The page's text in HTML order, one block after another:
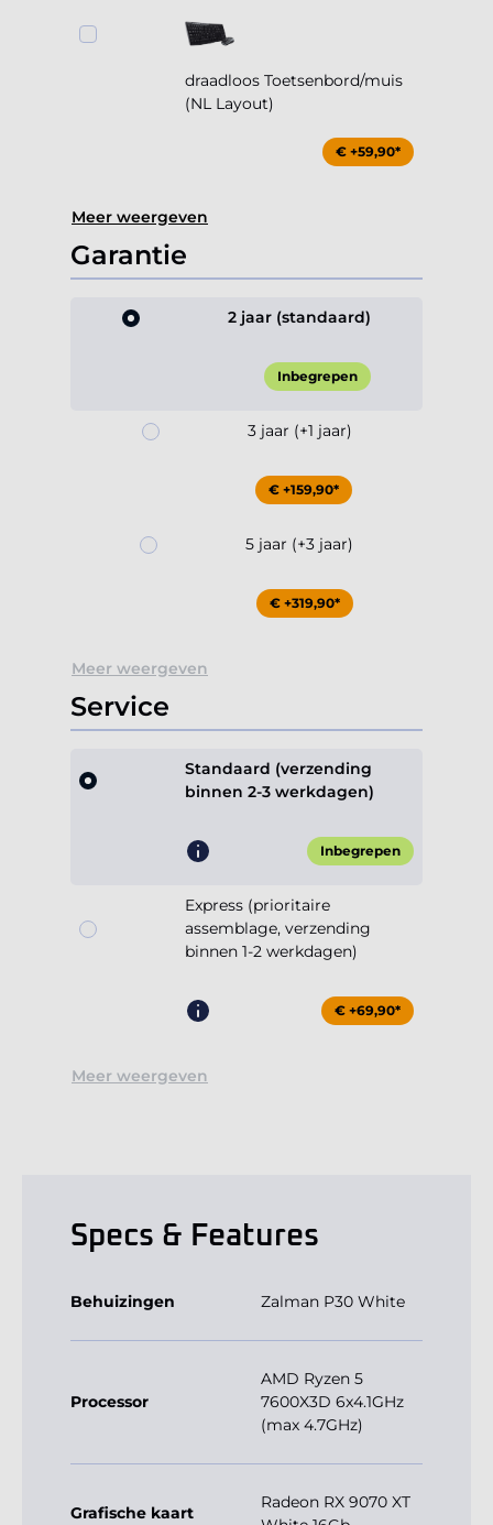
draadloos Toetsenbord/muis
(NL Layout)
€ +59,90*
Meer weergeven
Garantie
2 jaar (standaard)
Inbegrepen
3 jaar (+1 jaar)
€ +159,90*
5 jaar (+3 jaar)
€ +319,90*
Meer weergeven
Service
Standaard (verzending
binnen 2-3 werkdagen)
Inbegrepen
Express (prioritaire
assemblage, verzending
binnen 1-2 werkdagen)
€ +69,90*
Meer weergeven
Specs & Features
Behuizingen Zalman P30 White
Processor
AMD Ryzen 5
7600X3D 6x4.1GHz
(max 4.7GHz)
Grafische kaart
Radeon RX 9070 XT